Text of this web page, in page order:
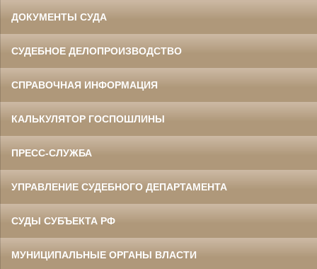
ДОКУМЕНТЫ СУДА
СУДЕБНОЕ ДЕЛОПРОИЗВОДСТВО
СПРАВОЧНАЯ ИНФОРМАЦИЯ
КАЛЬКУЛЯТОР ГОСПОШЛИНЫ
ПРЕСС-СЛУЖБА
УПРАВЛЕНИЕ СУДЕБНОГО ДЕПАРТАМЕНТА
СУДЫ СУБЪЕКТА РФ
МУНИЦИПАЛЬНЫЕ ОРГАНЫ ВЛАСТИ